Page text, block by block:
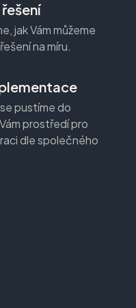
jak Vám můžeme
na míru.
pustíme do
prostředí pro
dle společného